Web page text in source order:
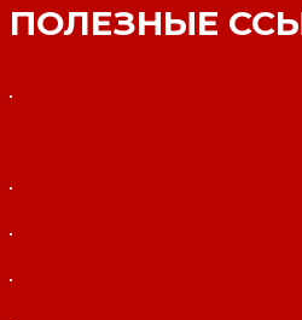
ПОЛЕЗНЫЕ